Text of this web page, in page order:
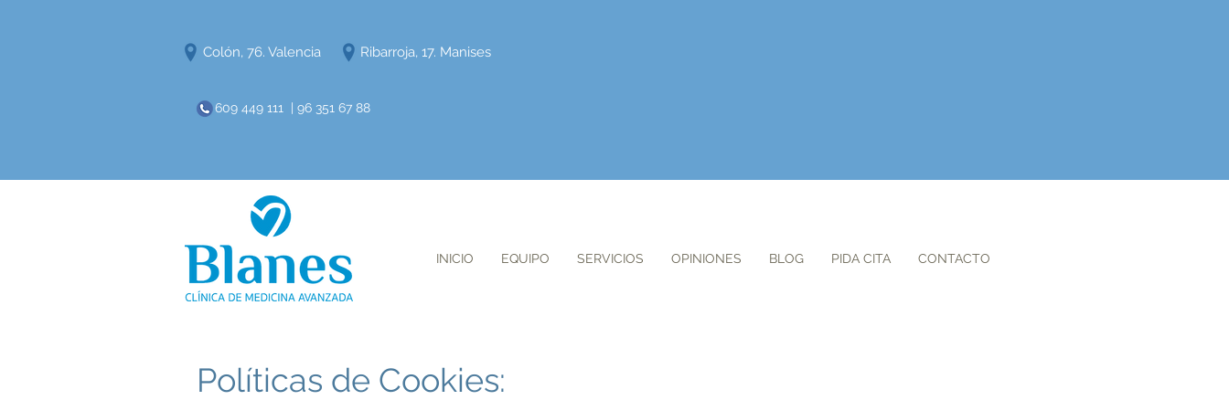
Colón, 76. Valencia Ribarroja, 17. Manises
609 449 111 | 96 351 67 88
INICIO EQUIPO SERVICIOS OPINIONES BLOG PIDA CITA CONTACTO
Políticas de Cookies: